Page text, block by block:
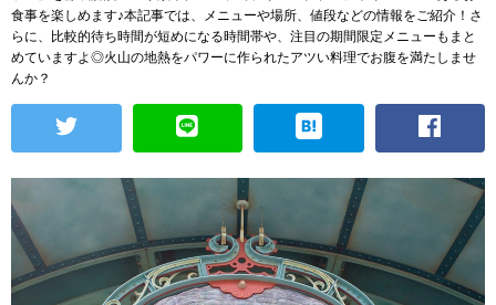
食事を楽しめます♪本記事では、メニューや場所、値段などの情報をご紹介！さ
らに、比較的待ち時間が短めになる時間帯や、注目の期間限定メニューもまと
めていますよ◎火山の地熱をパワーに作られたアツい料理でお腹を満たしませ
んか？